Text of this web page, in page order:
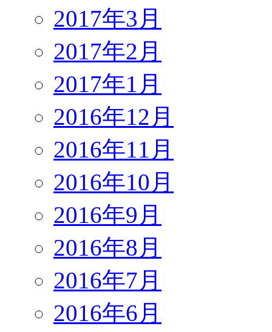
2017年3月
2017年2月
2017年1月
2016年12月
2016年11月
2016年10月
2016年9月
2016年8月
2016年7月
2016年6月